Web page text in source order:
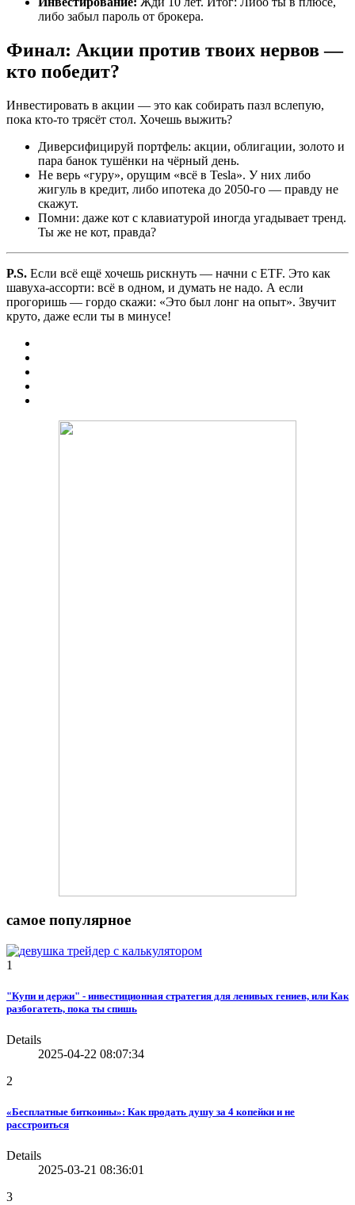
либо забыл пароль от брокера.
Финал: Акции против твоих нервов —
кто победит?
Инвестировать в акции — это как собирать пазл вслепую,
пока кто-то трясёт стол. Хочешь выжить?
Диверсифицируй портфель: акции, облигации, золото и
пара банок тушёнки на чёрный день.
Не верь «гуру», орущим «всё в Tesla». У них либо
жигуль в кредит, либо ипотека до 2050-го — правду не
скажут.
Помни: даже кот с клавиатурой иногда угадывает тренд.
Ты же не кот, правда?
P.S. Если всё ещё хочешь рискнуть — начни с ETF. Это как
шавуха-ассорти: всё в одном, и думать не надо. А если
прогоришь — гордо скажи: «Это был лонг на опыт». Звучит
круто, даже если ты в минусе!
самое популярное
1
"Купи и держи" - инвестиционная стратегия для ленивых гениев, или Как
разбогатеть, пока ты спишь
Details
2025-04-22 08:07:34
2
«Бесплатные биткоины»: Как продать душу за 4 копейки и не
расстроиться
Details
2025-03-21 08:36:01
3